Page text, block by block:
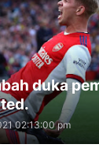
duka
02:13:00 pm